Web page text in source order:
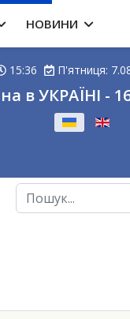
НОВИНИ
15:36 П'ятниця:
в УКРАЇНІ -
Пошук